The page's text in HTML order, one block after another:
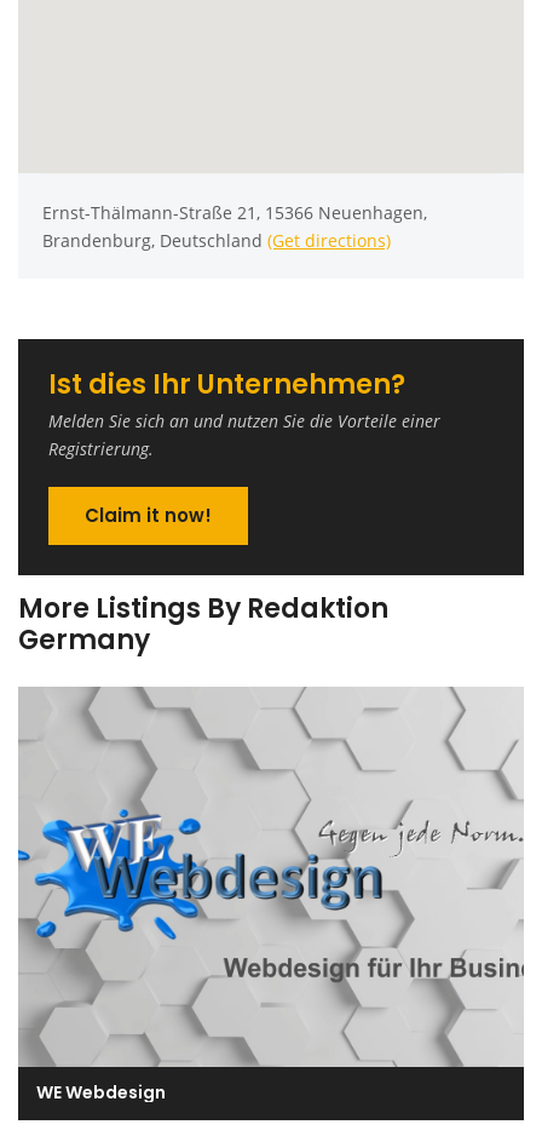
Ernst-Thälmann-Straße 21, 15366 Neuenhagen,
Brandenburg, Deutschland (Get directions)
Ist dies Ihr Unternehmen?
Melden Sie sich an und nutzen Sie die Vorteile einer
Registrierung.
Claim it now!
More Listings By Redaktion
Germany
WE Webdesign